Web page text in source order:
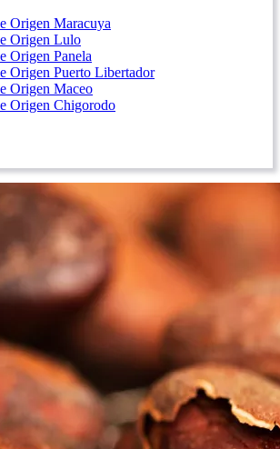
Origen Maracuya
Origen Lulo
Origen Panela
Origen Puerto Libertador
Origen Maceo
Origen Chigorodo